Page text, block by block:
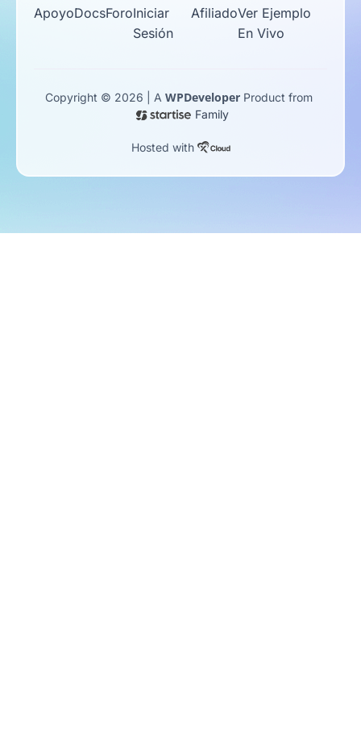
ApoyoDocsForoIniciar
Sesión
AfiliadoVer Ejemplo
En Vivo
Copyright © 2026 | A WPDeveloper Product from
Family
Hosted with